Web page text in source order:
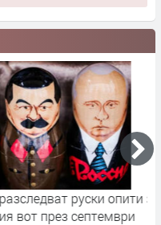
руски опити за
септември